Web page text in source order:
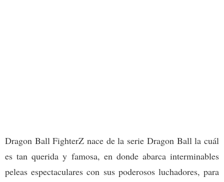
Dragon Ball FighterZ nace de la serie Dragon Ball la cuál
es tan querida y famosa, en donde abarca interminables
peleas espectaculares con sus poderosos luchadores, para